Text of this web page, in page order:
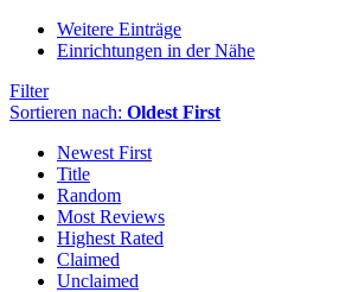
Weitere Einträge
Einrichtungen in der Nähe
Filter
Sortieren nach: Oldest First
Newest First
Title
Random
Most Reviews
Highest Rated
Claimed
Unclaimed